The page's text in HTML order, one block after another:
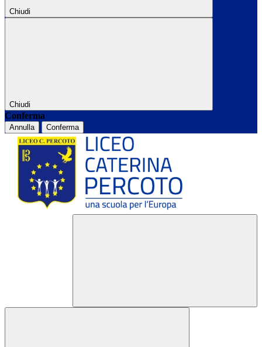
Chiudi
Chiudi
Conferma
Annulla Conferma